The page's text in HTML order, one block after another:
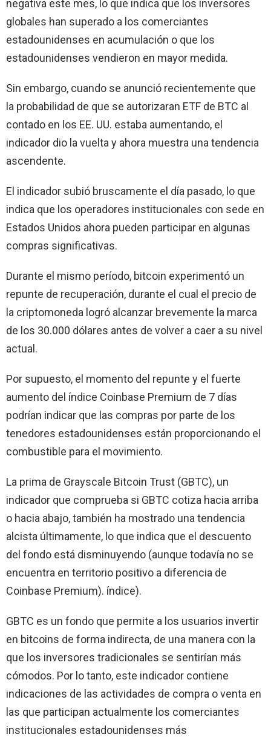
negativa este mes, lo que indica que los inversores
globales han superado a los comerciantes
estadounidenses en acumulación o que los
estadounidenses vendieron en mayor medida.
Sin embargo, cuando se anunció recientemente que
la probabilidad de que se autorizaran ETF de BTC al
contado en los EE. UU. estaba aumentando, el
indicador dio la vuelta y ahora muestra una tendencia
ascendente.
El indicador subió bruscamente el día pasado, lo que
indica que los operadores institucionales con sede en
Estados Unidos ahora pueden participar en algunas
compras significativas.
Durante el mismo período, bitcoin experimentó un
repunte de recuperación, durante el cual el precio de
la criptomoneda logró alcanzar brevemente la marca
de los 30.000 dólares antes de volver a caer a su nivel
actual.
Por supuesto, el momento del repunte y el fuerte
aumento del índice Coinbase Premium de 7 días
podrían indicar que las compras por parte de los
tenedores estadounidenses están proporcionando el
combustible para el movimiento.
La prima de Grayscale Bitcoin Trust (GBTC), un
indicador que comprueba si GBTC cotiza hacia arriba
o hacia abajo, también ha mostrado una tendencia
alcista últimamente, lo que indica que el descuento
del fondo está disminuyendo (aunque todavía no se
encuentra en territorio positivo a diferencia de
Coinbase Premium). índice).
GBTC es un fondo que permite a los usuarios invertir
en bitcoins de forma indirecta, de una manera con la
que los inversores tradicionales se sentirían más
cómodos. Por lo tanto, este indicador contiene
indicaciones de las actividades de compra o venta en
las que participan actualmente los comerciantes
institucionales estadounidenses más